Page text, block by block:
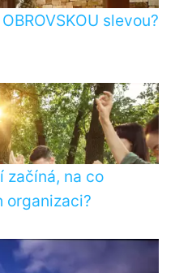
slevou?
začíná, na co
organizaci?